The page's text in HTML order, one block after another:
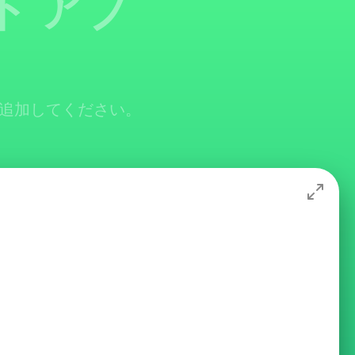
してください。